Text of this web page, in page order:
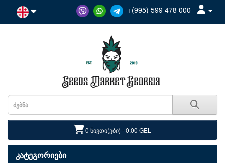
+(995) 599 478 000
0 ნივთი(ები) - 0.00 GEL
კატეგორიები